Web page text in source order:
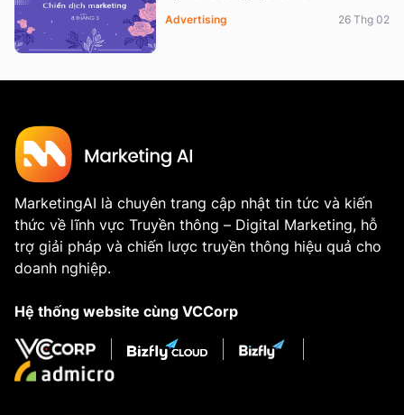
Advertising 26 Thg 02
MarketingAI là chuyên trang cập nhật tin tức và kiến
thức về lĩnh vực Truyền thông – Digital Marketing, hỗ
trợ giải pháp và chiến lược truyền thông hiệu quả cho
doanh nghiệp.
Hệ thống website cùng VCCorp